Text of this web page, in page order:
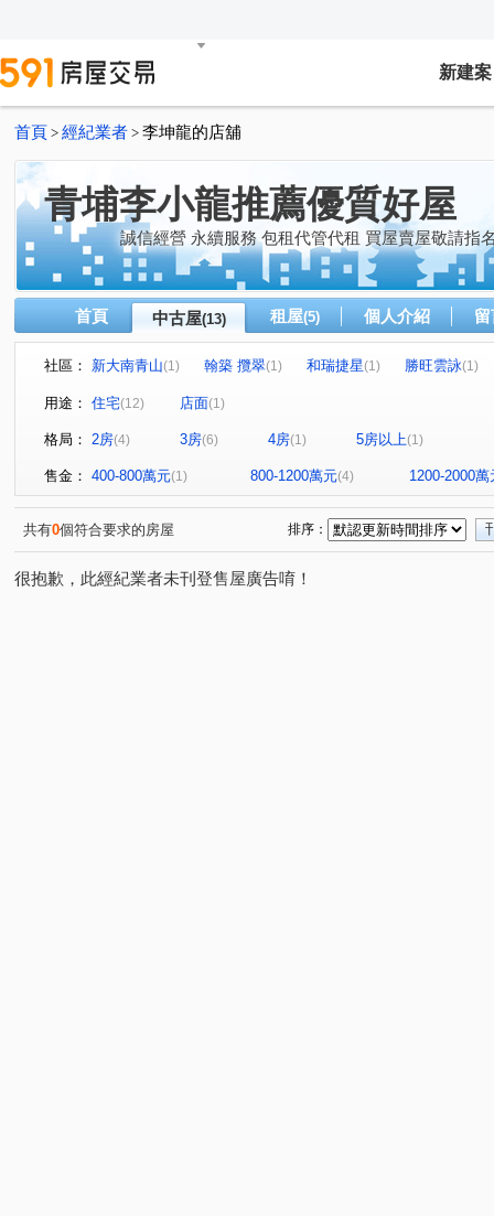
新建案
首頁 > 經紀業者 > 李坤龍的店舖
青埔李小龍推薦優質好屋
誠信經營 永續服務 包租代管代租 買屋賣屋敬請指
首頁 中古屋(13) 租屋(5) 個人介紹
社區： 新大南青山(1) 翰築 攬翠(1) 和瑞捷星(1) 勝旺雲詠(1)
佳瑞M+ 利程建設和平西路案
聖德路二段 南園二路 (1) 領航北路四段(1)
高鐵站前西路二段 和平西路一段(1) 領航南路三段(1)
領航南路一段(1) 海山東路(1) 莊敬三街(1)
用途： 住宅(12) 店面(1)
格局： 2房(4) 3房(6) 4房(1) 5房以上(1)
售金： 400-800萬元(1) 800-1200萬元(4) 1200-2000萬
共有0個符合要求的房屋 排序：
很抱歉，此經紀業者未刊登售屋廣告唷！